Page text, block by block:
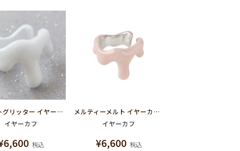
ホワイトグリッター イヤーカフ
イヤーカフ
6,600 税込
メルティーメルト イヤーカフ(ペールピンク)
イヤーカフ
¥6,600 税込